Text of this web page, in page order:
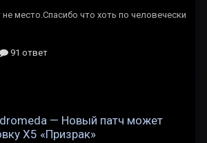
место.Cпасибо что хоть по человечески
91 ответ
— Новый патч может
X5 «Призрак»